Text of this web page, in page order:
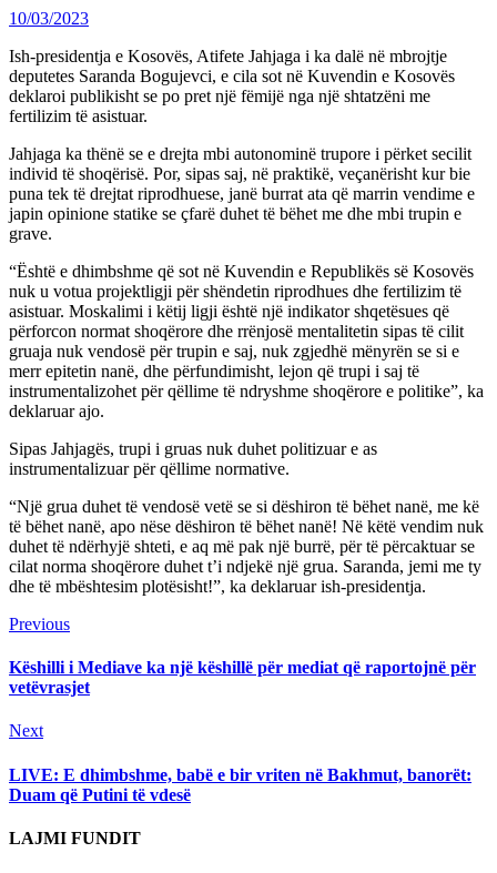
10/03/2023
Ish-presidentja e Kosovës, Atifete Jahjaga i ka dalë në mbrojtje
deputetes Saranda Bogujevci, e cila sot në Kuvendin e Kosovës
deklaroi publikisht se po pret një fëmijë nga një shtatzëni me
fertilizim të asistuar.
Jahjaga ka thënë se e drejta mbi autonominë trupore i përket secilit
individ të shoqërisë. Por, sipas saj, në praktikë, veçanërisht kur bie
puna tek të drejtat riprodhuese, janë burrat ata që marrin vendime e
japin opinione statike se çfarë duhet të bëhet me dhe mbi trupin e
grave.
“Është e dhimbshme që sot në Kuvendin e Republikës së Kosovës
nuk u votua projektligji për shëndetin riprodhues dhe fertilizim të
asistuar. Moskalimi i këtij ligji është një indikator shqetësues që
përforcon normat shoqërore dhe rrënjosë mentalitetin sipas të cilit
gruaja nuk vendosë për trupin e saj, nuk zgjedhë mënyrën se si e
merr epitetin nanë, dhe përfundimisht, lejon që trupi i saj të
instrumentalizohet për qëllime të ndryshme shoqërore e politike”, ka
deklaruar ajo.
Sipas Jahjagës, trupi i gruas nuk duhet politizuar e as
instrumentalizuar për qëllime normative.
“Një grua duhet të vendosë vetë se si dëshiron të bëhet nanë, me kë
të bëhet nanë, apo nëse dëshiron të bëhet nanë! Në këtë vendim nuk
duhet të ndërhyjë shteti, e aq më pak një burrë, për të përcaktuar se
cilat norma shoqërore duhet t’i ndjekë një grua. Saranda, jemi me ty
dhe të mbështesim plotësisht!”, ka deklaruar ish-presidentja.
Continue
Reading
PreviousPrevious
Këshilli i Mediave ka një këshillë për mediat që raportojnë për
vetëvrasjet
NextNext
LIVE: E dhimbshme, babë e bir vriten në Bakhmut, banorët:
Duam që Putini të vdesë
LAJMI FUNDIT